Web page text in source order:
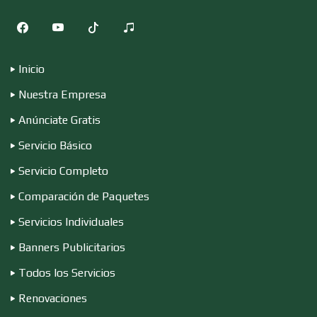
Compresores de aire
Computadoras
Conferencias Empresariales
Inicio
Nuestra Empresa
Anúnciate Gratis
Servicio Básico
Servicio Completo
Comparación de Paquetes
Servicios Individuales
Banners Publicitarios
Todos los Servicios
Renovaciones